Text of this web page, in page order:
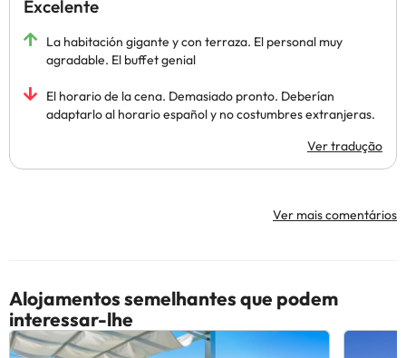
Excelente
La habitación gigante y con terraza. El personal muy
agradable. El buffet genial
El horario de la cena. Demasiado pronto. Deberían
adaptarlo al horario español y no costumbres extranjeras.
Ver tradução
Ver mais comentários
Alojamentos semelhantes que podem
interessar-lhe